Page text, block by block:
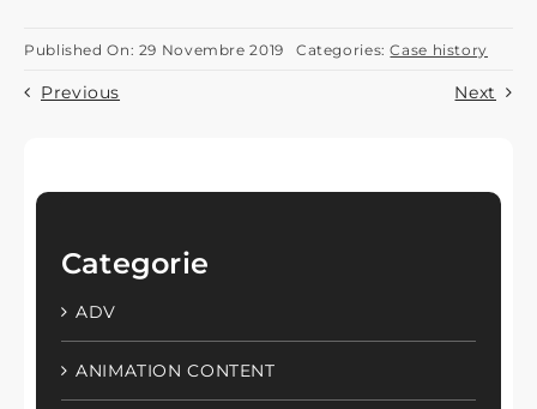
Published On: 29 Novembre 2019 Categories:Case history
Previous Next
Categorie
ADV
ANIMATION CONTENT